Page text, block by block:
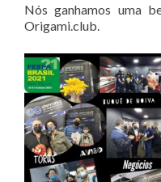
Nós ganhamos uma
Origami.club.